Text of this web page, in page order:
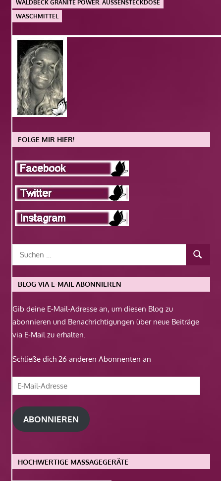
WALDBECK GRANITE POWER. AUSSENSTECKDOSE
WASCHMITTEL
FOLGE MIR HIER!
BLOG VIA E-MAIL ABONNIEREN
Gib deine E-Mail-Adresse an, um diesen Blog zu
abonnieren und Benachrichtigungen über neue Beiträge
via E-Mail zu erhalten.
Schließe dich 26 anderen Abonnenten an
E-
Mail-
Adresse
ABONNIEREN
HOCHWERTIGE MASSAGEGERÄTE